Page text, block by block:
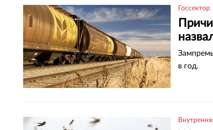
Госсектор
в год.